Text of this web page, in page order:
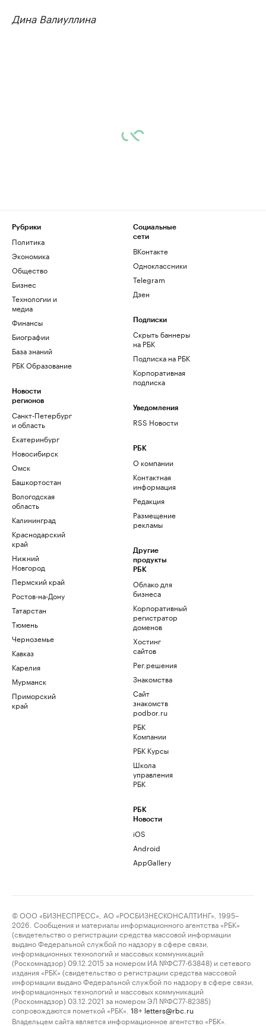
Дина Валиуллина
Рубрики
Политика
Экономика
Общество
Бизнес
Технологии и
медиа
Финансы
Биографии
База знаний
РБК Образование
Новости
регионов
Санкт-Петербург
и область
Екатеринбург
Новосибирск
Омск
Башкортостан
Вологодская
область
Калининград
Краснодарский
край
Нижний
Новгород
Пермский край
Ростов-на-Дону
Татарстан
Тюмень
Черноземье
Кавказ
Карелия
Мурманск
Приморский
край
Социальные
сети
ВКонтакте
Одноклассники
Telegram
Дзен
Подписки
Скрыть баннеры
на РБК
Подписка на РБК
Корпоративная
подписка
Уведомления
RSS Новости
РБК
О компании
Контактная
информация
Редакция
Размещение
рекламы
Другие
продукты
РБК
Облако для
бизнеса
Корпоративный
регистратор
доменов
Хостинг
сайтов
Рег.решения
Знакомства
Сайт
знакомств
podbor.ru
РБК
Компании
РБК Курсы
Школа
управления
РБК
РБК
Новости
iOS
Android
AppGallery
© ООО «БИЗНЕСПРЕСС», АО «РОСБИЗНЕСКОНСАЛТИНГ», 1995–
2026. Сообщения и материалы информационного агентства «РБК»
(свидетельство о регистрации средства массовой информации
выдано Федеральной службой по надзору в сфере связи,
информационных технологий и массовых коммуникаций
(Роскомнадзор) 09.12.2015 за номером ИА №ФС77-63848) и сетевого
издания «РБК» (свидетельство о регистрации средства массовой
информации выдано Федеральной службой по надзору в сфере связи,
информационных технологий и массовых коммуникаций
(Роскомнадзор) 03.12.2021 за номером ЭЛ №ФС77-82385)
сопровождаются пометкой «РБК».
18+ letters@rbc.ru
Владельцем сайта является информационное агентство «РБК».